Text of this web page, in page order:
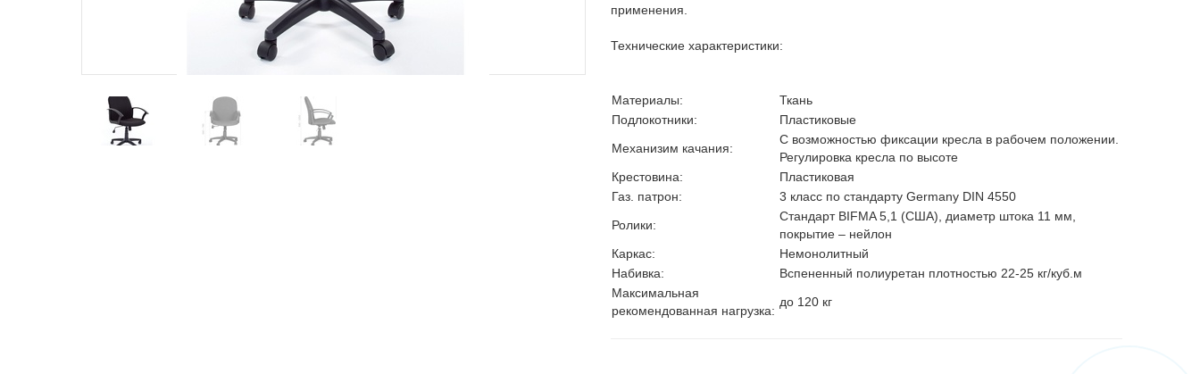
применения.
Технические характеристики:
Материалы:
Ткань
Подлокотники:
Пластиковые
Механизим качания:
С возможностью фиксации кресла в рабочем положении.
Регулировка кресла по высоте
Крестовина:
Пластиковая
Газ. патрон:
3 класс по стандарту Germany DIN 4550
Ролики:
Стандарт BIFMA 5,1 (США), диаметр штока 11 мм,
покрытие – нейлон
Каркас:
Немонолитный
Набивка:
Вспененный полиуретан плотностью 22-25 кг/куб.м
Максимальная
рекомендованная нагрузка:
до 120 кг